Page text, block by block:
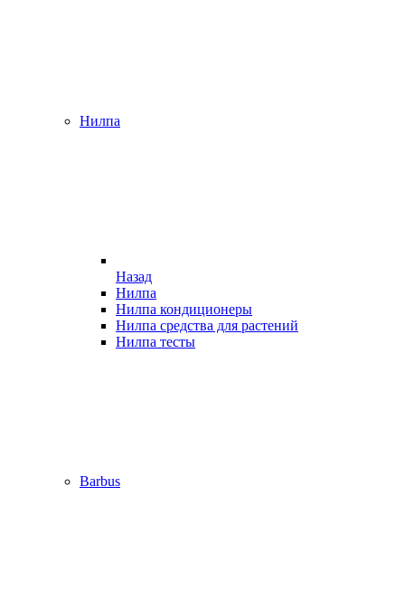
Нилпа
Назад
Нилпа
Нилпа кондиционеры
Нилпа средства для растений
Нилпа тесты
Barbus